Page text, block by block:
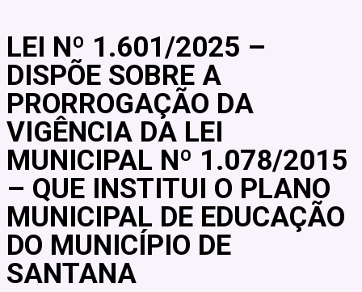
LEI Nº 1.601/2025 –
DISPÕE SOBRE A
PRORROGAÇÃO DA
VIGÊNCIA DA LEI
MUNICIPAL Nº 1.078/2015
– QUE INSTITUI O PLANO
MUNICIPAL DE EDUCAÇÃO
DO MUNICÍPIO DE
SANTANA